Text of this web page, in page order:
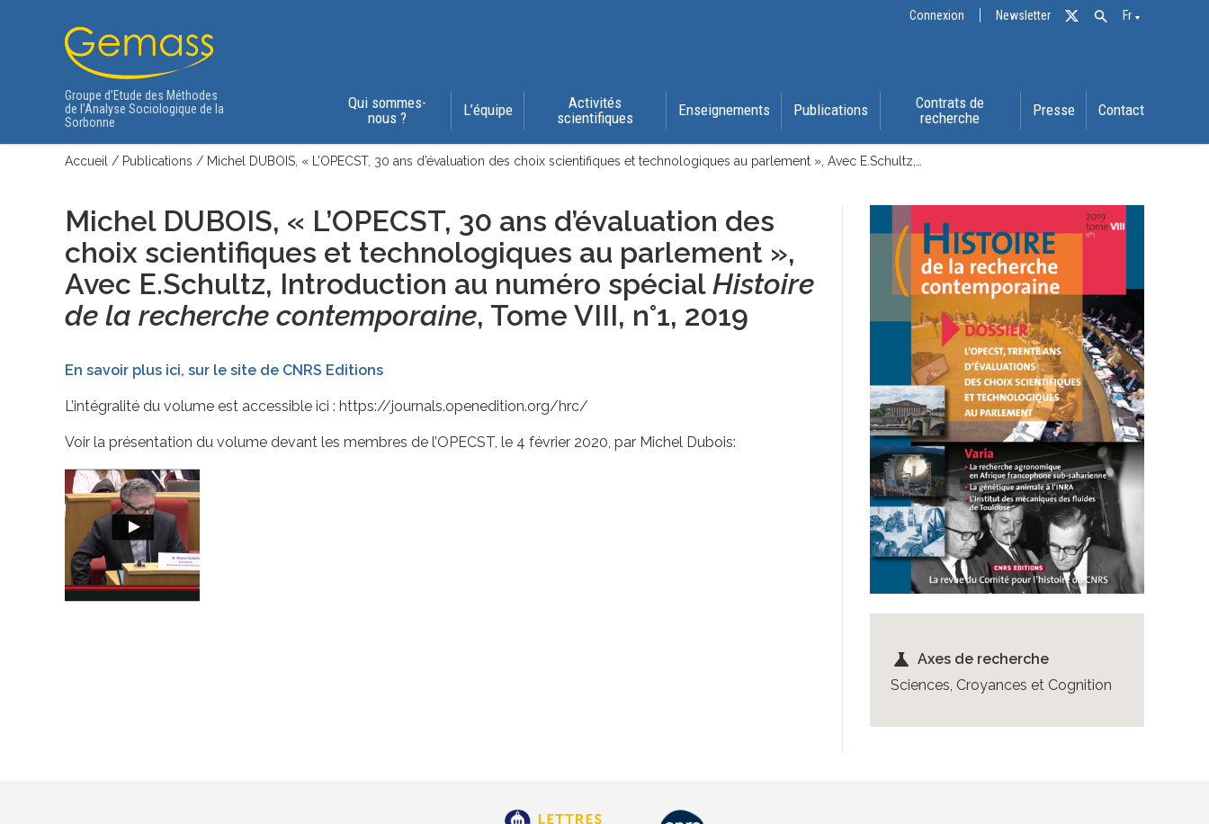
Connexion Newsletter Fr
Groupe d’Etude des Méthodes
de l’Analyse Sociologique de la
Sorbonne
Qui sommes-
nous ?
L’équipe
Activités
scientifiques
Enseignements Publications
Contrats de
recherche
Presse Contact
Accueil / Publications / Michel DUBOIS, « L’OPECST, 30 ans d’évaluation des choix scientifiques et technologiques au parlement », Avec E.Schultz,…
Michel DUBOIS, « L’OPECST, 30 ans d’évaluation des
choix scientifiques et technologiques au parlement »,
Avec E.Schultz, Introduction au numéro spécialHistoire
de la recherche contemporaine, Tome VIII, n°1, 2019
En savoir plus ici, sur le site de CNRS Editions
L’intégralité du volume est accessible ici : https://journals.openedition.org/hrc/
Voir la présentation du volume devant les membres de l’OPECST, le 4 février 2020, par Michel Dubois:
science Axes de recherche
Sciences, Croyances et Cognition